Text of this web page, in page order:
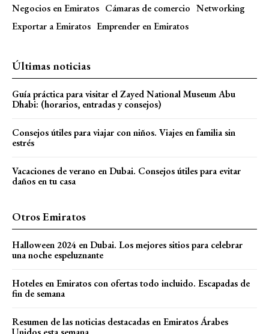
Negocios en Emiratos Cámaras de comercio Networking
Exportar a Emiratos Emprender en Emiratos
Últimas noticias
Guía práctica para visitar el Zayed National Museum Abu
Dhabi: (horarios, entradas y consejos)
Consejos útiles para viajar con niños. Viajes en familia sin
estrés
Vacaciones de verano en Dubai. Consejos útiles para evitar
daños en tu casa
Otros Emiratos
Halloween 2024 en Dubai. Los mejores sitios para celebrar
una noche espeluznante
Hoteles en Emiratos con ofertas todo incluido. Escapadas de
fin de semana
Resumen de las noticias destacadas en Emiratos Árabes